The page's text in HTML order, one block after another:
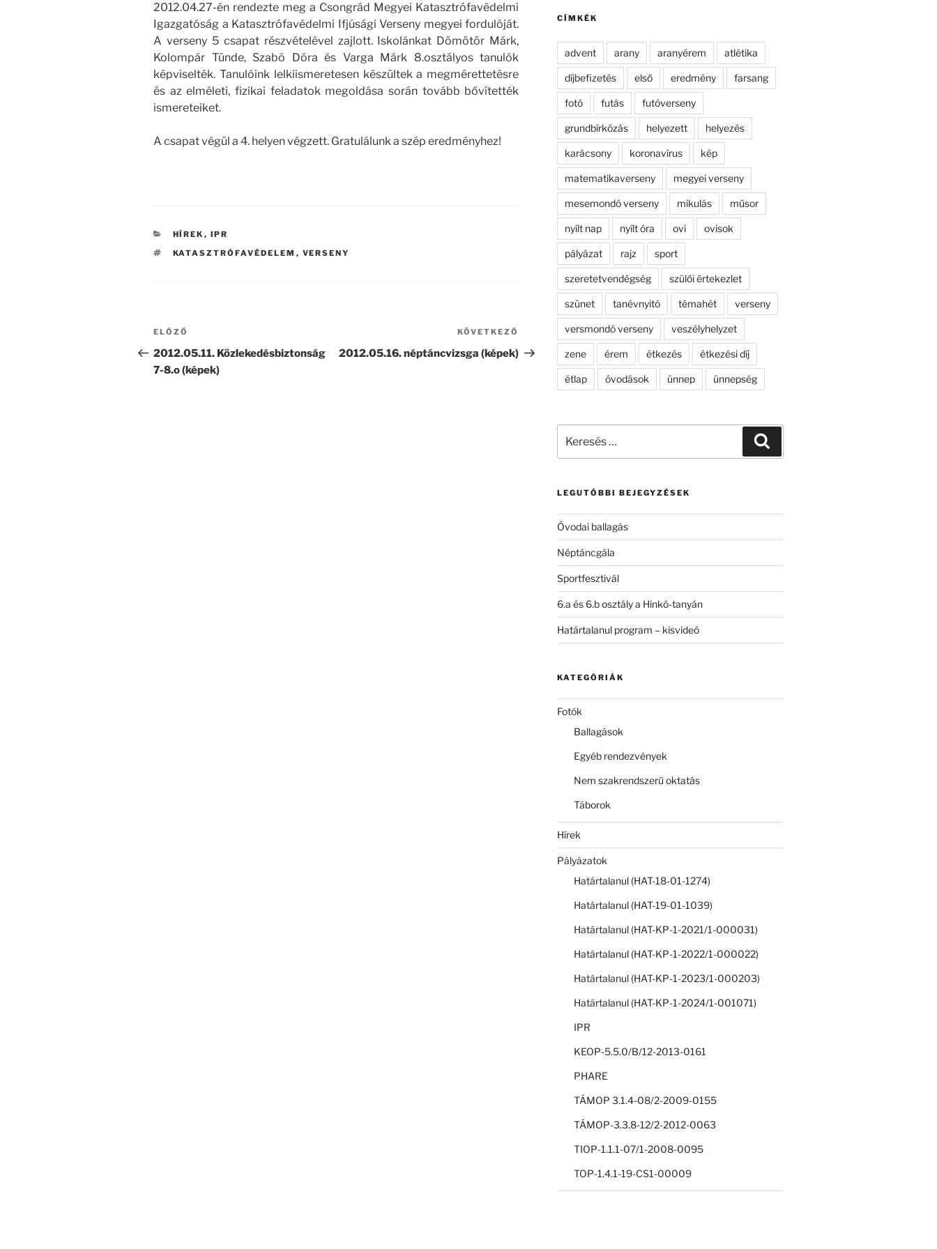
2012.04.27-én rendezte meg a Csongrád Megyei Katasztrófavédelmi
Igazgatóság a Katasztrófavédelmi Ifjúsági Verseny megyei fordulóját.
A verseny 5 csapat részvételével zajlott. Iskolánkat Dömötör Márk,
Kolompár Tünde, Szabó Dóra és Varga Márk 8.osztályos tanulók
képviselték. Tanulóink lelkiismeretesen készültek a megmérettetésre
és az elméleti, fizikai feladatok megoldása során tovább bővítették
ismereteiket.
A csapat végül a 4. helyen végzett. Gratulálunk a szép eredményhez!
KATEGÓRIÁK
HÍREK , IPR
CÍMKÉK
KATASZTRÓFAVÉDELEM , VERSENY
Bejegyzés
navigáció
Korábbi
bejegyzés
ELŐZŐ
2012.05.11. Közlekedésbiztonság
7-8.o (képek)
Következő
bejegyzés
KÖVETKEZŐ
2012.05.16. néptáncvizsga (képek)
CÍMKÉK
advent arany aranyérem atlétika
díjbefizetés első eredmény farsang
fotó futás futóverseny
grundbírkózás helyezett helyezés
karácsony koronavírus kép
matematikaverseny megyei verseny
mesemondó verseny mikulás műsor
nyílt nap nyílt óra ovi ovisok
pályázat rajz sport
szeretetvendégség szülői értekezlet
szünet tanévnyitó témahét verseny
versmondó verseny veszélyhelyzet
zene érem étkezés étkezési díj
étlap óvodások ünnep ünnepség
következő
LEGUTÓBBI BEJEGYZÉSEK
Óvodai ballagás
Néptáncgála
Sportfesztivál
6.a és 6.b osztály a Hinkó-tanyán
Határtalanul program – kisvideó
KATEGÓRIÁK
Fotók
Ballagások
Egyéb rendezvények
Nem szakrendszerű oktatás
Táborok
Hírek
Pályázatok
Határtalanul (HAT-18-01-1274)
Határtalanul (HAT-19-01-1039)
Határtalanul (HAT-KP-1-2021/1-000031)
Határtalanul (HAT-KP-1-2022/1-000022)
Határtalanul (HAT-KP-1-2023/1-000203)
Határtalanul (HAT-KP-1-2024/1-001071)
IPR
KEOP-5.5.0/B/12-2013-0161
PHARE
TÁMOP 3.1.4-08/2-2009-0155
TÁMOP-3.3.8-12/2-2012-0063
TIOP-1.1.1-07/1-2008-0095
TOP-1.4.1-19-CS1-00009